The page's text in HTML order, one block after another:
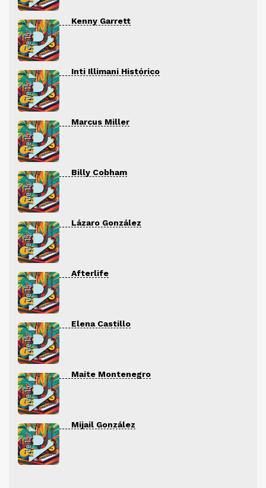
Kenny Garrett
Inti Illimani Histórico
Marcus Miller
Billy Cobham
Lázaro González
Afterlife
Elena Castillo
Maite Montenegro
Mijail González